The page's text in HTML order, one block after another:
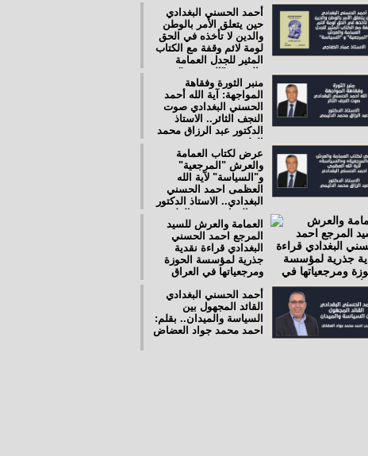
أحمد الحسني البغدادي
حين يتعلق الأَمر بالوطن
والدين لا تأخذه في الحق
لومة لائم وقفة مع الكتاب
المثير للجدل العمامة
والعرش "المرجعية"
و"السياسة".. الاستاذ عماد
الخفاجي
منبر الثورة وفقاهة
المواجهة: آية الله أحمد
الحسني البغدادي صوت
النجف الثائر.. الاستاذ
الدكتور عبد الرزاق محمد
الدليمي
عرض لكتاب العمامة
والعرش "المرجعية"
و"السياسة" لآية الله
العظمى احمد الحسني
البغدادي.. الاستاذ الدكتور
عبدالرزاق محمد الدليمي
العمامة والعرش للسيد
المرجع احمد الحسني
البغدادي قراءة نقدية
جذرية لمؤسسة الحوزة
ومرجعياتها في العراق
أحمد الحسني البغدادي
القائد المجهول بين
السياسة والميدان.. بقلم:
احمد محمد جواد العضاض